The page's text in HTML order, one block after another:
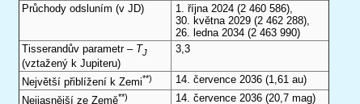
Průchody odsluním (v JD) 1. října 2024 (2 460 586),
30. května 2029 (2 462 288),
26. ledna 2034 (2 463 990)
Tisserandův parametr – TJ
(vztažený k Jupiteru)
3,3
Největší přiblížení k Zemi**) 14. července 2036 (1,61 au)
Nejjasnější ze Země**) 14. července 2036 (20,7 mag)